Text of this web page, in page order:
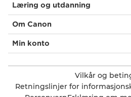
Læring og utdanning
Om Canon
Min konto
Vilkår og
Retningslinjer for